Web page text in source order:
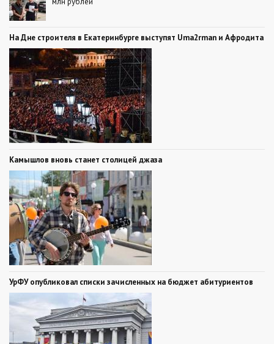
На Дне строителя в Екатеринбурге выступят Uma2rman и Афродита
Камышлов вновь станет столицей джаза
УрФУ опубликовал списки зачисленных на бюджет абитуриентов